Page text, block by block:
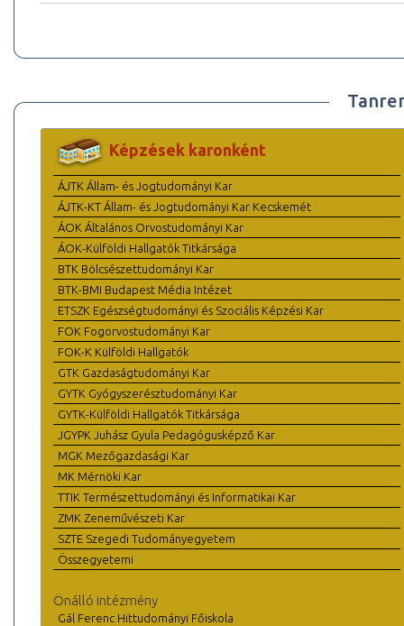
Képzések karonként
ÁJTK Állam- és Jogtudományi Kar
ÁJTK-KT Állam- és Jogtudományi Kar Kecskemét
ÁOK Általános Orvostudományi Kar
ÁOK-Külföldi Hallgatók Titkársága
BTK Bölcsészettudományi Kar
BTK-BMI Budapest Média Intézet
ETSZK Egészségtudományi és Szociális Képzési Kar
FOK Fogorvostudományi Kar
FOK-K Külföldi Hallgatók
GTK Gazdaságtudományi Kar
GYTK Gyógyszerésztudományi Kar
GYTK-Külföldi Hallgatók Titkársága
JGYPK Juhász Gyula Pedagógusképző Kar
MGK Mezőgazdasági Kar
MK Mérnöki Kar
TTIK Természettudományi és Informatikai Kar
ZMK Zeneművészeti Kar
SZTE Szegedi Tudományegyetem
Összegyetemi
Önálló intézmény
Gál Ferenc Hittudományi Főiskola